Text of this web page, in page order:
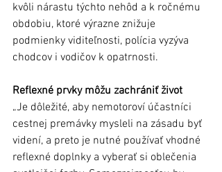
kvôli nárastu týchto nehôd a k ročnému
obdobiu, ktoré výrazne znižuje
podmienky viditeľnosti, polícia vyzýva
chodcov i vodičov k opatrnosti.
Reflexné prvky môžu zachrániť život
„Je dôležité, aby nemotoroví účastníci
cestnej premávky mysleli na zásadu byť
videní, a preto je nutné používať vhodné
reflexné doplnky a vyberať si oblečenia